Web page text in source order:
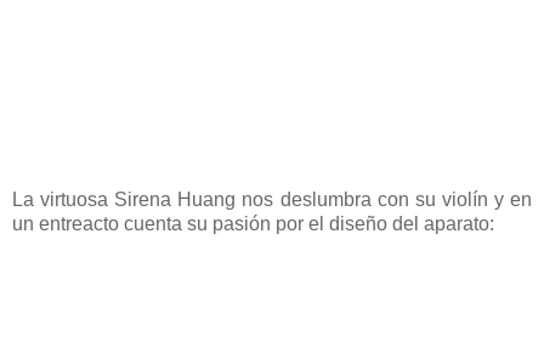
La virtuosa Sirena Huang nos deslumbra con su violín y en
un entreacto cuenta su pasión por el diseño del aparato: